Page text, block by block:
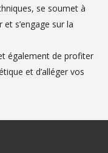
se soumet à
s’engage sur la
également de profiter
et d’alléger vos